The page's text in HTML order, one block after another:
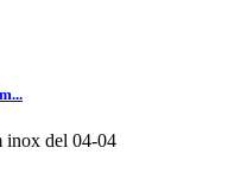
del 04-04